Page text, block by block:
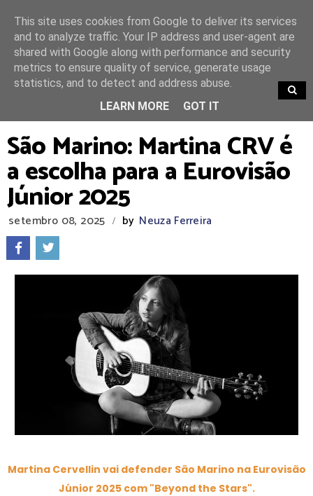
TRENDING
São Marino: Martina CRV é
a escolha para a Eurovisão
Júnior 2025
setembro 08, 2025 / by Neuza Ferreira
Martina Cervellin vai defender São Marino na Eurovisão
Júnior 2025 com "Beyond the Stars".
This site uses cookies from Google to deliver its services
and to analyze traffic. Your IP address and user-agent are
shared with Google along with performance and security
metrics to ensure quality of service, generate usage
statistics, and to detect and address abuse.
LEARN MORE
GOT IT